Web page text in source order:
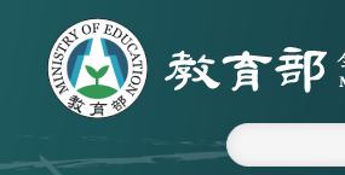
跳到主要內容區塊